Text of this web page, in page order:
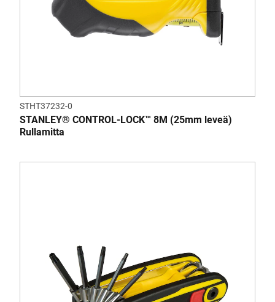
STHT37232-0
STANLEY® CONTROL-LOCK™ 8M (25mm leveä)
Rullamitta